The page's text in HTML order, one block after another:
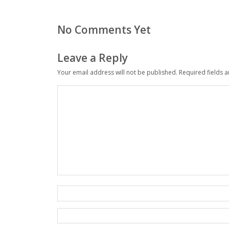
No Comments Yet
Leave a Reply
Your email address will not be published. Required fields